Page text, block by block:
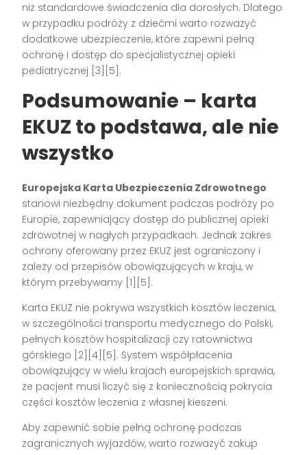
niż standardowe świadczenia dla dorosłych. Dlatego
w przypadku podróży z dziećmi warto rozważyć
dodatkowe ubezpieczenie, które zapewni pełną
ochronę i dostęp do specjalistycznej opieki
pediatrycznej [3][5].
Podsumowanie – karta
EKUZ to podstawa, ale nie
wszystko
Europejska Karta Ubezpieczenia Zdrowotnego
stanowi niezbędny dokument podczas podróży po
Europie, zapewniający dostęp do publicznej opieki
zdrowotnej w nagłych przypadkach. Jednak zakres
ochrony oferowany przez EKUZ jest ograniczony i
zależy od przepisów obowiązujących w kraju, w
którym przebywamy [1][5].
Karta EKUZ nie pokrywa wszystkich kosztów leczenia,
w szczególności transportu medycznego do Polski,
pełnych kosztów hospitalizacji czy ratownictwa
górskiego [2][4][5]. System współpłacenia
obowiązujący w wielu krajach europejskich sprawia,
że pacjent musi liczyć się z koniecznością pokrycia
części kosztów leczenia z własnej kieszeni.
Aby zapewnić sobie pełną ochronę podczas
zagranicznych wyjazdów, warto rozważyć zakup